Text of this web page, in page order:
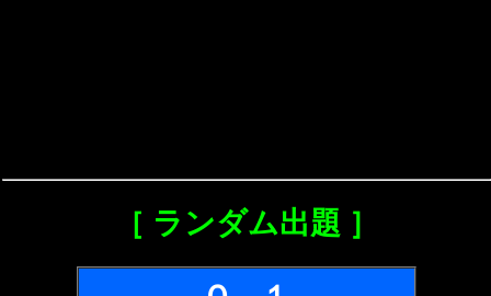
［ ランダム出題 ］